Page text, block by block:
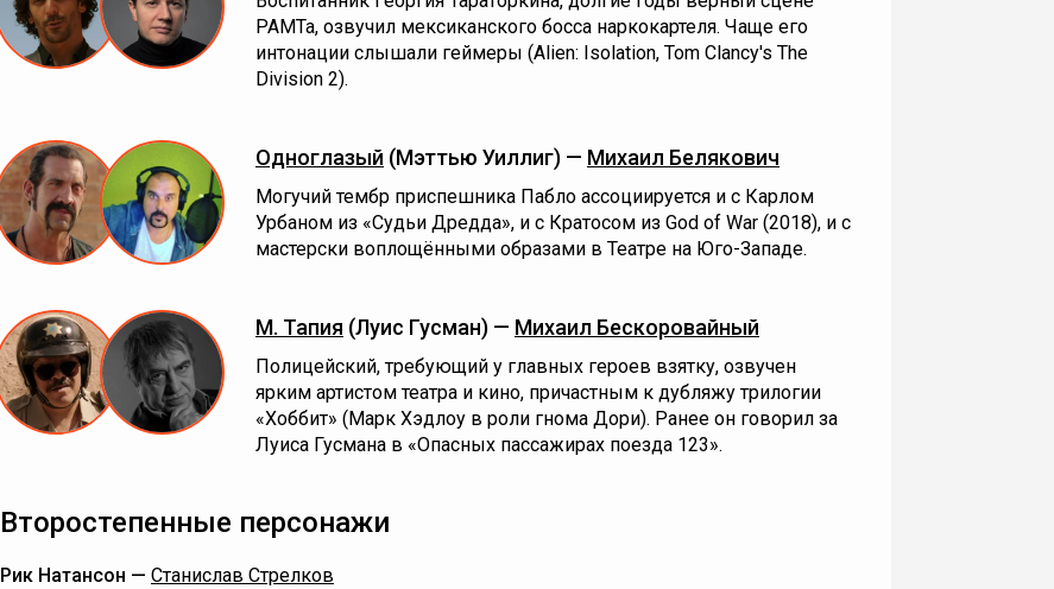
РАМТа, озвучил мексиканского босса наркокартеля. Чаще его
интонации слышали геймеры (Alien: Isolation, Tom Clancy's The
Division 2).
Одноглазый (Мэттью Уиллиг) — Михаил Белякович
Могучий тембр приспешника Пабло ассоциируется и с Карлом
Урбаном из «Судьи Дредда», и с Кратосом из God of War (2018), и с
мастерски воплощёнными образами в Театре на Юго-Западе.
М. Тапия (Луис Гусман) — Михаил Бескоровайный
Полицейский, требующий у главных героев взятку, озвучен
ярким артистом театра и кино, причастным к дубляжу трилогии
«Хоббит» (Марк Хэдлоу в роли гнома Дори). Ранее он говорил за
Луиса Гусмана в «Опасных пассажирах поезда 123».
Второстепенные персонажи
Рик Натансон — Станислав Стрелков